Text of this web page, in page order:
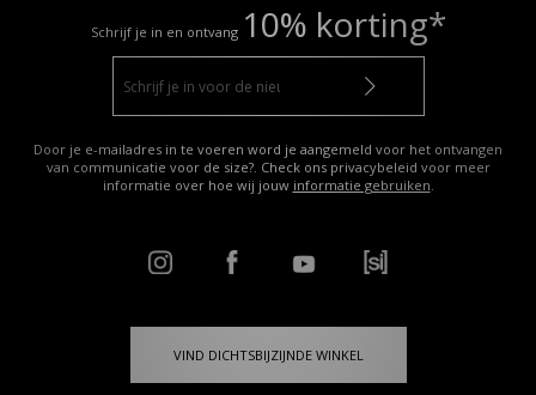
Schrijf je in en ontvang 10% korting*
Door je e-mailadres in te voeren word je aangemeld voor het ontvangen
van communicatie voor de size?. Check ons privacybeleid voor meer
informatie over hoe wij jouw informatie gebruiken.
VIND DICHTSBIJZIJNDE WINKEL